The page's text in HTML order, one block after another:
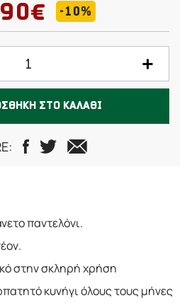
-10%
ΣΤΟ ΚΑΛΑΘΙ
παντελόνι.
στην σκληρή χρήση
κυνήγι όλους τους μήνες